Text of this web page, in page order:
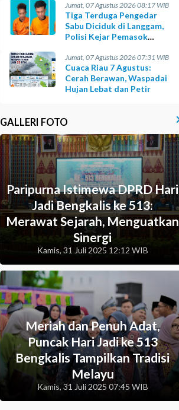
Jumat, 07 Agustus 2026 08:17 WIB
Tiga Terduga Pengedar
Sabu Diciduk di Langgam,
Polisi Kejar Pemasok
Jumat, 07 Agustus 2026 07:31 WIB
Cuaca Riau 7 Agustus:
Cerah Berawan, Waspadai
Hujan Lebat dan Petir
GALLERI FOTO
Paripurna Istimewa DPRD Hari
Jadi Bengkalis ke 513:
Merawat Sejarah, Menguatkan
Sinergi
Kamis, 31 Juli 2025 12:12 WIB
Meriah dan Penuh Adat,
Puncak Hari Jadi ke 513
Bengkalis Tampilkan Tradisi
Melayu
Kamis, 31 Juli 2025 07:45 WIB